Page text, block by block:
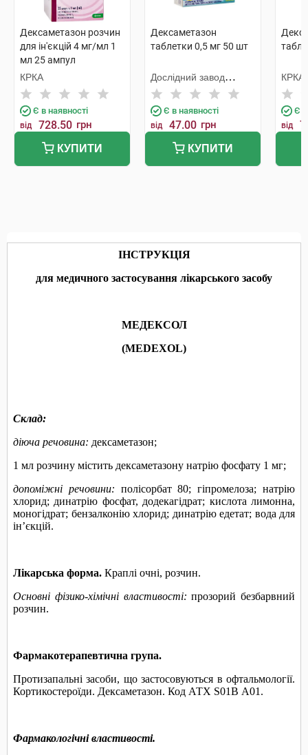
Дексаметазон розчин
для ін'єкцій 4 мг/мл 1
мл 25 ампул
КРКА
Є в наявності
від 728.50 грн
КУПИТИ
Дексаметазон
таблетки 0,5 мг 50 шт
Дослідний завод
ГНЦЛС
Є в наявності
від 47.00 грн
КУПИТИ
КРКА
Є в
від